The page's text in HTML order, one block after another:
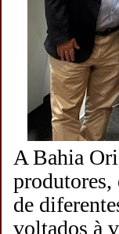
A Bahia
produtores,
de
voltados à